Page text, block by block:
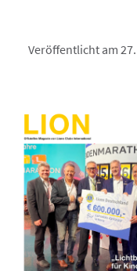
Veröffentlicht am